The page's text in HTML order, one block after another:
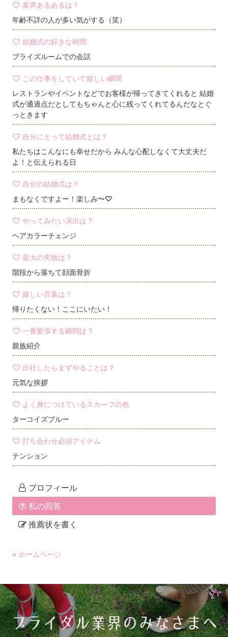
業界あるあるは？
年齢不詳の人が多い気がする（笑）
結婚式の好きな時間
ブライズルームでの会話
この仕事をしていて嬉しい瞬間
レストランやイベントなどでお客様が帰ってきてくれると 結婚
式が通過点だとしてもちゃんと心に残ってくれてるんだなとぐ
っときます
自分にとって結婚式とは？
私たちはこんなにも幸せだから みんな心配しなくて大丈夫だ
よ！と伝えられる日
自分の結婚式は？
まもなくですよー！楽しみ〜♡
やってみたい演出は？
ヘアカラーチェンジ
最大の失敗は？
階段から落ちて顔面骨折
嬉しい言葉は？
帰りたくない！ここにいたい！
一番緊張する瞬間は？
親族紹介
出社したらまずやることは？
元気な挨拶
よく身につけているスカーフの色
ターコイズブルー
打ち合わせ必須アイテム
テンション
プロフィール
私の回答
推薦状を書く
» ホームページ